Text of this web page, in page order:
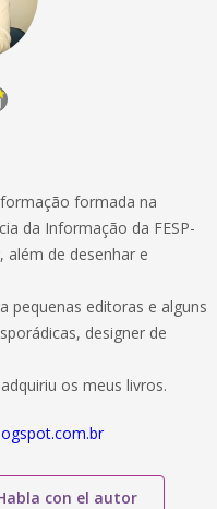
formada na
da Informação da FESP-
além de desenhar e
pequenas editoras e alguns
designer de
os meus livros.
con el autor